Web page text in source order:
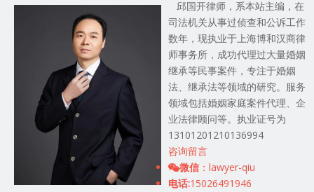
邱国开律师，系本站主编，在
司法机关从事过侦查和公诉工作
数年，现执业于上海博和汉商律
师事务所，成功代理过大量婚姻
继承等民事案件，专注于婚姻
法、继承法等领域的研究。服务
领域包括婚姻家庭案件代理、企
业法律顾问等。执业证号为
13101201210136994
咨询留言
微信 ：lawyer-qiu
电话:15026491946